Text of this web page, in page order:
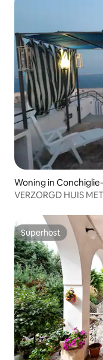
Woning in
VERZORGD HUIS
Superhost
Superhost